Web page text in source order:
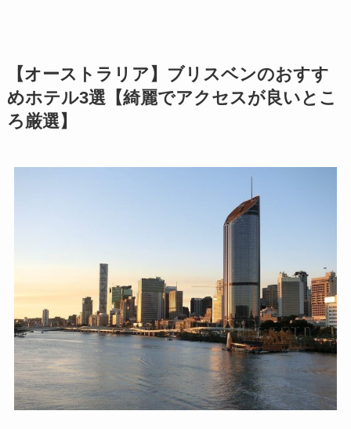
【オーストラリア】ブリスベンのおすす
めホテル3選【綺麗でアクセスが良いとこ
ろ厳選】